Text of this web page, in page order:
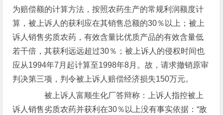
为赔偿额的计算方法，按照农药生产的常规利润额度计
算，被上诉人的获利应在其销售总额的30％以上；被上
诉人销售劣质农药，有效含量比优质产品的有效含量低
若干倍，其获利远远超过30％；被上诉人的侵权时间也
应从1994年7月起计算至1998年8月。故，请求撤销原审
判决第三项，判令被上诉人赔偿经济损失150万元。
被上诉人富顺生化厂答辩称：上诉人指控被上
诉人销售劣质农药并获利在30％以上没有事实依据：“敌